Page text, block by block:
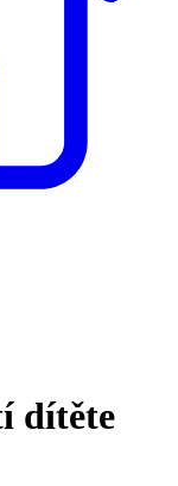
dítěte